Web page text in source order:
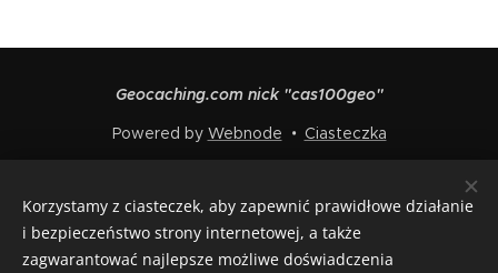
Geocaching.com nick "cas100geo"
Powered by Webnode Ciasteczka
Čeština
English Polski Deutsch Français
Español
Italiano
Korzystamy z ciasteczek, aby zapewnić prawidłowe działanie
i bezpieczeństwo strony internetowej, a także
zagwarantować najlepsze możliwe doświadczenia